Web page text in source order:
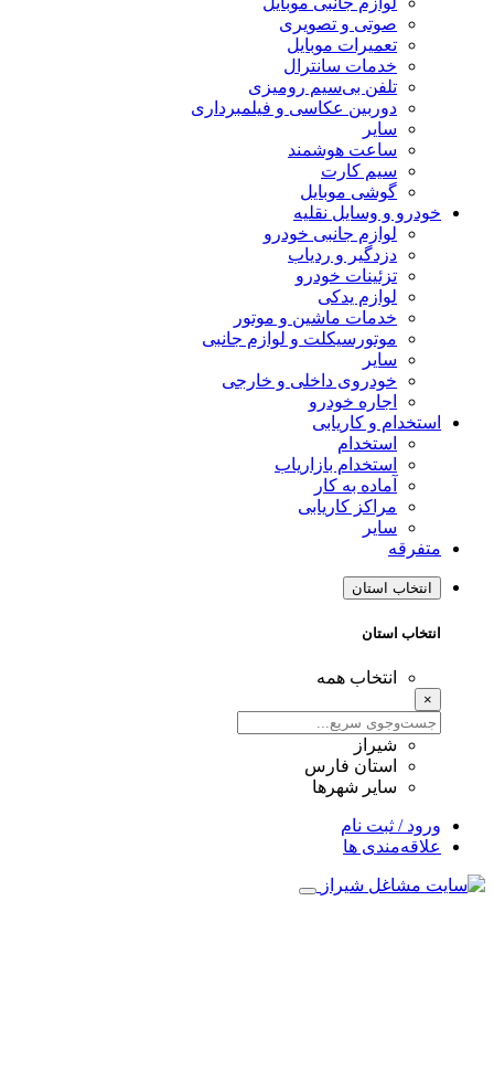
صوتی و تصویری
تعمیرات موبایل
خدمات سانترال
تلفن بی‌سیم رومیزی
دوربین عکاسی و فیلمبرداری
سایر
ساعت هوشمند
سیم کارت
گوشی موبایل
خودرو و وسایل نقلیه
لوازم جانبی خودرو
دزدگیر و ردیاب
تزئینات خودرو
لوازم یدکی
خدمات ماشین و موتور
موتورسیکلت و لوازم جانبی
سایر
خودروی داخلی و خارجی
اجاره خودرو
استخدام و کاریابی
استخدام
استخدام بازاریاب
آماده به کار
مراکز کاریابی
سایر
متفرقه
انتخاب استان
انتخاب استان
انتخاب همه
×
شیراز
استان فارس
سایر شهرها
ورود / ثبت نام
علاقه‌مندی ها